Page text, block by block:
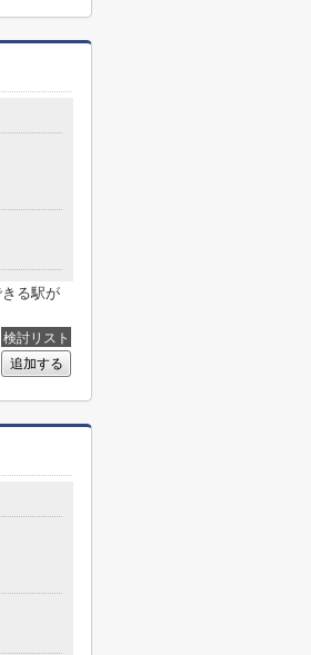
る駅が
検討リスト
追加する